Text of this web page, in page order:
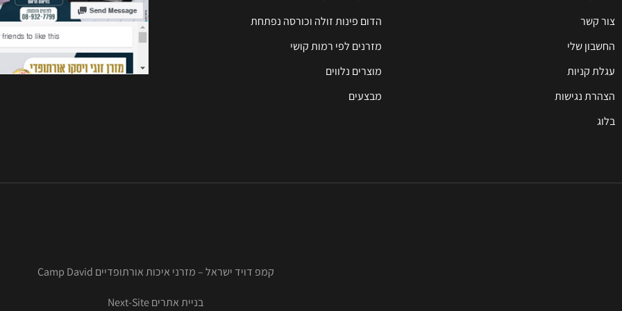
צור קשר
החשבון שלי
עגלת קניות
הצהרת נגישות
בלוג
הדום פינות זולה וכורסה נפתחת
מזרנים לפי רמות קושי
מוצרים נלווים
מבצעים
קמפ דויד ישראל – מזרני איכות אורתופדיים Camp David
בניית אתרים Next-Site